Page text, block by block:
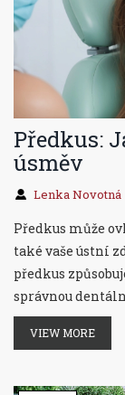
Předkus:
úsměv
Lenka Novotná
Předkus může
také vaše ústní
předkus
správnou
jednoduché tipy
pochopit tuto
VIEW MORE